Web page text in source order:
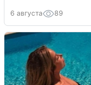
6 августа 89